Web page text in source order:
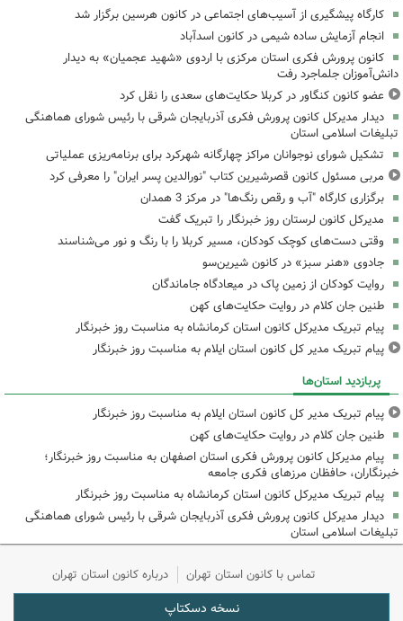
کارگاه پیشگیری از آسیب‌های اجتماعی در کانون هرسین برگزار شد
انجام آزمایش ساده شیمی در کانون اسدآباد
کانون پرورش فکری استان مرکزی با اردوی «شهید عجمیان» به دیدار
دانش‌آموزان جلماجرد رفت
عضو کانون کنگاور در کربلا حکایت‌های سعدی را نقل کرد
دیدار مدیرکل کانون پرورش فکری آذربایجان شرقی با رئیس شورای هماهنگی
تبلیغات اسلامی استان
تشکیل شورای نوجوانان مراکز چهارگانه شهرکرد برای برنامه‌ریزی عملیاتی
مربی مسئول کانون قصرشیرین کتاب "نورالدین پسر ایران" را معرفی کرد
برگزاری کارگاه "آب و رقص رنگ‌ها" در مرکز 3 همدان
مدیرکل کانون لرستان روز خبرنگار را تبریک گفت
وقتی دست‌های کوچک کودکان، مسیر کربلا را با رنگ و نور می‌شناسند
جادوی «هنر سبز» در کانون شیرین‌سو
روایت کودکان از زمین پاک در میعادگاه جاماندگان
طنین جان کلام در روایت حکایت‌های کهن
پیام تبریک مدیرکل کانون استان کرمانشاه به مناسبت روز خبرنگار
پیام تبریک مدیر کل کانون استان ایلام به مناسبت روز خبرنگار
پربازدید استان‌ها
پیام تبریک مدیر کل کانون استان ایلام به مناسبت روز خبرنگار
طنین جان کلام در روایت حکایت‌های کهن
پیام مدیرکل کانون پرورش فکری استان اصفهان به مناسبت روز خبرنگار؛
خبرنگاران، حافظان مرزهای فکری جامعه
پیام تبریک مدیرکل کانون استان کرمانشاه به مناسبت روز خبرنگار
دیدار مدیرکل کانون پرورش فکری آذربایجان شرقی با رئیس شورای هماهنگی
تبلیغات اسلامی استان
تماس با کانون استان تهران درباره کانون استان تهران
نسخه دسکتاپ